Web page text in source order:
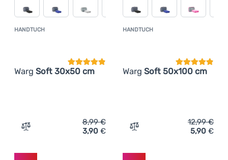
HANDTUCH
Warg Soft 30x50 cm
Kundenbewertung
Zum Vergleich 'Handtuch Warg Soft 30x50 cm'
8,99€
3,90 €
HANDTUCH
Warg Soft 50x100 cm
Zum Vergleich 'Handtuch
12,99€
5,90 €